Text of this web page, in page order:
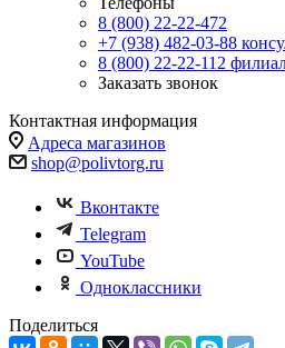
8 (800) 22-22-472
+7 (938) 482-03-88
8 (800) 22-22-112
Заказать звонок
Контактная информация
Адреса магазинов
shop@polivtorg.ru
Вконтакте
Telegram
YouTube
Одноклассники
Поделиться